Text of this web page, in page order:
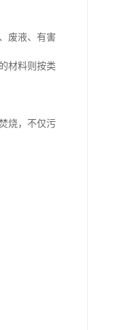
废液、有害
材料则按类
烧，不仅污